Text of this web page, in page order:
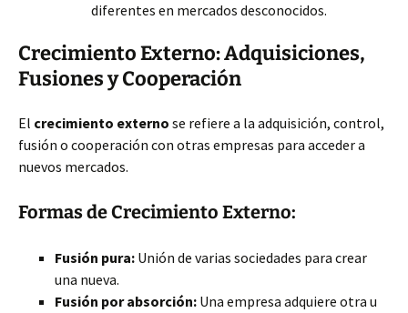
diferentes en mercados desconocidos.
Crecimiento Externo: Adquisiciones,
Fusiones y Cooperación
El crecimiento externo se refiere a la adquisición, control,
fusión o cooperación con otras empresas para acceder a
nuevos mercados.
Formas de Crecimiento Externo:
Fusión pura: Unión de varias sociedades para crear
una nueva.
Fusión por absorción: Una empresa adquiere otra u